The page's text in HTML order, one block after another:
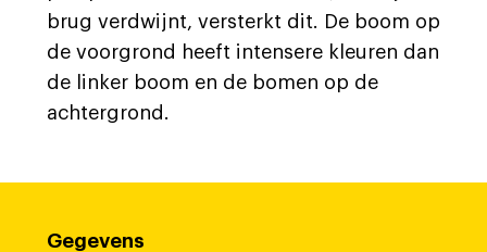
brug verdwijnt, versterkt dit. De boom op
de voorgrond heeft intensere kleuren dan
de linker boom en de bomen op de
achtergrond.
Gegevens